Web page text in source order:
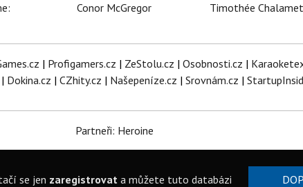
Conor McGregor
Timothée Chalamet
| Profigamers.cz | ZeStolu.cz | Osobnosti.cz |
| Dokina.cz | CZhity.cz | Našepeníze.cz | Srovnám.cz |
Partneři: Heroine
se jen zaregistrovata můžete tuto databázi